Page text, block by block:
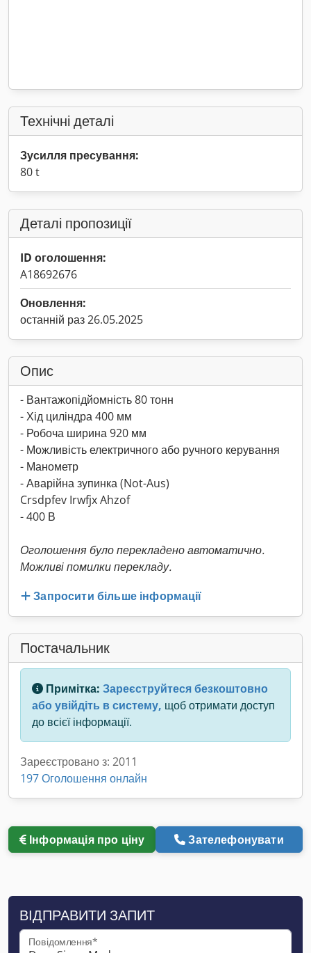
Технічні деталі
Зусилля пресування:
80 t
Деталі пропозиції
ID оголошення:
A18692676
Оновлення:
останній раз 26.05.2025
Опис
- Вантажопідйомність 80 тонн
- Хід циліндра 400 мм
- Робоча ширина 920 мм
- Можливість електричного або ручного керування
- Манометр
- Аварійна зупинка (Not-Aus)
Crsdpfev Irwfjx Ahzof
- 400 В
Оголошення було перекладено автоматично.
Можливі помилки перекладу.
Запросити більше інформації
Постачальник
Примітка: Зареєструйтеся безкоштовно
або увійдіть в систему, щоб отримати доступ
до всієї інформації.
Зареєстровано з: 2011
197 Оголошення онлайн
Інформація про ціну Зателефонувати
ВІДПРАВИТИ ЗАПИТ
Повідомлення*